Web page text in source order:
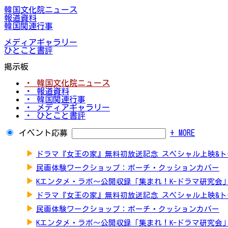
韓国文化院ニュース
報道資料
韓国関連行事
メディアギャラリー
ひとこと書評
掲示板
・ 韓国文化院ニュース
・ 報道資料
・ 韓国関連行事
・ メディアギャラリー
・ ひとこと書評
イベント応募 + MORE
▶ ドラマ『女王の家』無料初放送記念 スペシャル上映&
▶ 民画体験ワークショップ：ポーチ・クッションカバー
▶ Kエンタメ・ラボ～公開収録「集まれ！K-ドラマ研究会」
▶ ドラマ『女王の家』無料初放送記念 スペシャル上映&
▶ 民画体験ワークショップ：ポーチ・クッションカバー
▶ Kエンタメ・ラボ～公開収録「集まれ！K-ドラマ研究会」